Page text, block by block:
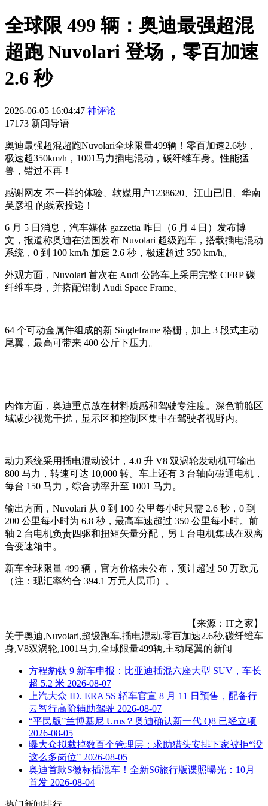
全球限 499 辆：奥迪最强超混
超跑 Nuvolari 登场，零百加速
2.6 秒
2026-06-05 16:04:47 神评论
17173 新闻导语
奥迪最强超混超跑Nuvolari全球限量499辆！零百加速2.6秒，
极速超350km/h，1001马力插电混动，碳纤维车身。性能猛
兽，错过不再！
感谢网友 不一样的体验、软媒用户1238620、江山已旧、华南
吴彦祖 的线索投递！
6 月 5 日消息，汽车媒体 gazzetta 昨日（6 月 4 日）发布博
文，报道称奥迪在法国发布 Nuvolari 超级跑车，搭载插电混动
系统，0 到 100 km/h 加速 2.6 秒，极速超过 350 km/h。
外观方面，Nuvolari 首次在 Audi 公路车上采用完整 CFRP 碳
纤维车身，并搭配铝制 Audi Space Frame。
64 个可动金属件组成的新 Singleframe 格栅，加上 3 段式主动
尾翼，最高可带来 400 公斤下压力。
内饰方面，奥迪重点放在材料质感和驾驶专注度。深色前舱区
域减少视觉干扰，显示区和控制区集中在驾驶者视野内。
动力系统采用插电混动设计，4.0 升 V8 双涡轮发动机可输出
800 马力，转速可达 10,000 转。车上还有 3 台轴向磁通电机，
每台 150 马力，综合功率升至 1001 马力。
输出方面，Nuvolari 从 0 到 100 公里每小时只需 2.6 秒，0 到
200 公里每小时为 6.8 秒，最高车速超过 350 公里每小时。前
轴 2 台电机负责四驱和扭矩矢量分配，另 1 台电机集成在双离
合变速箱中。
新车全球限量 499 辆，官方价格未公布，预计超过 50 万欧元
（注：现汇率约合 394.1 万元人民币）。
【来源：IT之家】
关于奥迪,Nuvolari,超级跑车,插电混动,零百加速2.6秒,碳纤维车
身,V8双涡轮,1001马力,全球限量499辆,主动尾翼的新闻
方程豹钛 9 新车申报：比亚迪插混六座大型 SUV，车长
超 5.2 米 2026-08-07
上汽大众 ID. ERA 5S 轿车官宣 8 月 11 日预售，配备行
云智行高阶辅助驾驶 2026-08-07
“平民版”兰博基尼 Urus？奥迪确认新一代 Q8 已经立项
2026-08-05
曝大众拟裁掉数百个管理层：求助猎头安排下家被拒“没
这么多岗位” 2026-08-05
奥迪首款S徽标插混车！全新S6旅行版谍照曝光：10月
首发 2026-08-04